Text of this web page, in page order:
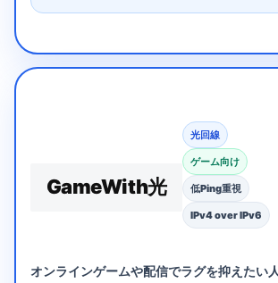
GameWith光
光回線
ゲーム向け
低Ping重視
IPv4 over IPv6
オンラインゲームや配信でラグを抑えたい